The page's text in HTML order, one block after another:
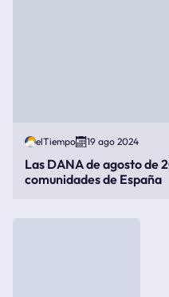
elTiempo 19 ago 2024
Las DANA de agosto de
comunidades de España